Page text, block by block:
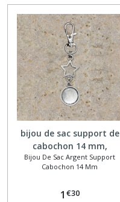
bijou de sac support de
cabochon 14 mm,
connecteur étoile
Bijou De Sac Argent Support
Cabochon 14 Mm
1 €30
Bijoux
de
sac
argent
support
cabochon
25
mm
(23)